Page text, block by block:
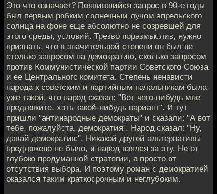
Это что означает? Появившийся запрос в 90-е годы
был первым робким солнечным лучом апрельского
солнца на фоне еще абсолютно не созревшей для
этого среды, условий. Трезво поразмыслив, нужно
признать, что в значительной степени он был не
столько запросом на демократию, сколько запросом
против Коммунистической партии Советского Союза
и ее Центрального комитета. Степень ненависти
народа к советским и партийным начальникам была
уже такой, что народ сказал: "Вот чего-нибудь мне
предложите, хоть какой-нибудь вариант". И тут
пришли "антинародные демократы" и сказали: "А вот
тебе, пожалуйста, демократия". Народ сказал: "Ну,
давай демократию". Никакой другой альтернативы
предложено не было, и народ взялся за эту. Не от
глубоко продуманной стратегии, а просто от
отсутствия выбора. И поэтому роман с демократией
оказался таким краткосрочным и неглубоким.